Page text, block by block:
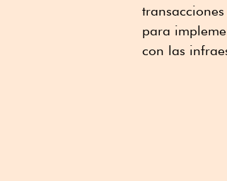
para
con las